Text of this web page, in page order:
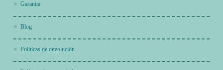
Garantia
Blog
Políticas de devolución